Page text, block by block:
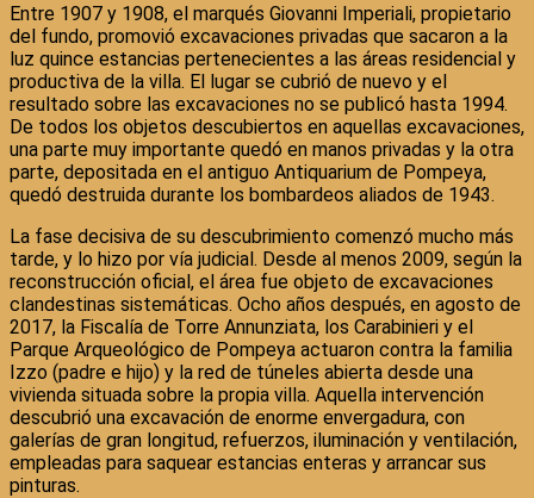
Entre 1907 y 1908, el marqués Giovanni Imperiali, propietario
del fundo, promovió excavaciones privadas que sacaron a la
luz quince estancias pertenecientes a las áreas residencial y
productiva de la villa. El lugar se cubrió de nuevo y el
resultado sobre las excavaciones no se publicó hasta 1994.
De todos los objetos descubiertos en aquellas excavaciones,
una parte muy importante quedó en manos privadas y la otra
parte, depositada en el antiguo Antiquarium de Pompeya,
quedó destruida durante los bombardeos aliados de 1943.
La fase decisiva de su descubrimiento comenzó mucho más
tarde, y lo hizo por vía judicial. Desde al menos 2009, según la
reconstrucción oficial, el área fue objeto de excavaciones
clandestinas sistemáticas. Ocho años después, en agosto de
2017, la Fiscalía de Torre Annunziata, los Carabinieri y el
Parque Arqueológico de Pompeya actuaron contra la familia
Izzo (padre e hijo) y la red de túneles abierta desde una
vivienda situada sobre la propia villa. Aquella intervención
descubrió una excavación de enorme envergadura, con
galerías de gran longitud, refuerzos, iluminación y ventilación,
empleadas para saquear estancias enteras y arrancar sus
pinturas.